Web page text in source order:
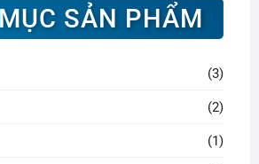
SẢN PHẨM
(3)
(2)
(1)